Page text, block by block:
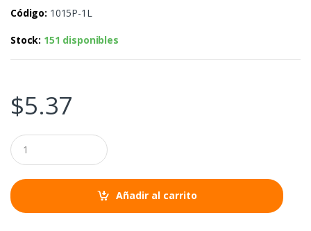
Código: 1015P-1L
Stock: 151 disponibles
$5.37
C
a
n
i
d
Añadir al carrito